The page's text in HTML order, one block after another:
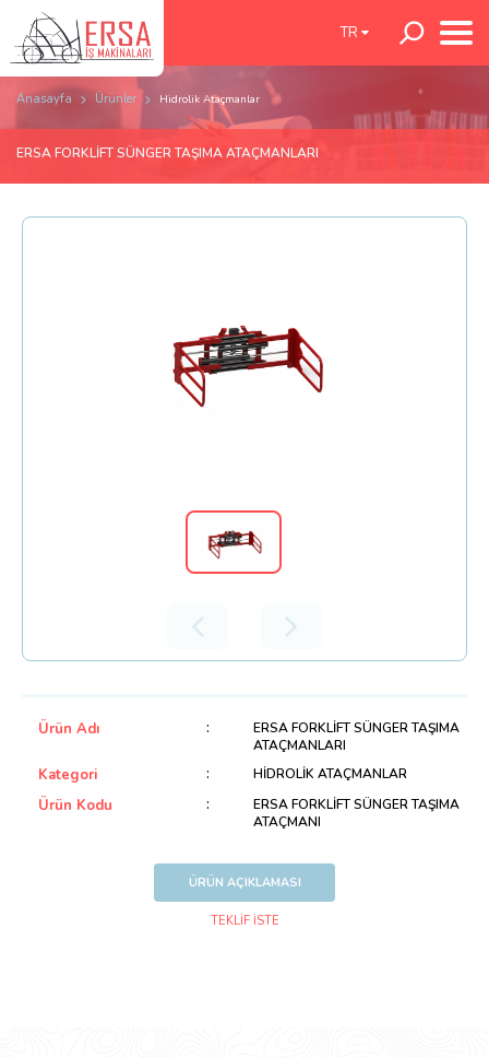
TR
Anasayfa Ürünler Hidrolik Ataçmanlar
ERSA FORKLİFT SÜNGER TAŞIMA ATAÇMANLARI
Ürün Adı
ERSA FORKLİFT SÜNGER TAŞIMA
ATAÇMANLARI
Kategori HİDROLİK ATAÇMANLAR
Ürün Kodu
ERSA FORKLİFT SÜNGER TAŞIMA
ATAÇMANI
ÜRÜN AÇIKLAMASI
TEKLİF İSTE